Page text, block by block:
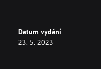
streets of Zaun. Meet
never-before-seen
Datum vydání
23. 5. 2023